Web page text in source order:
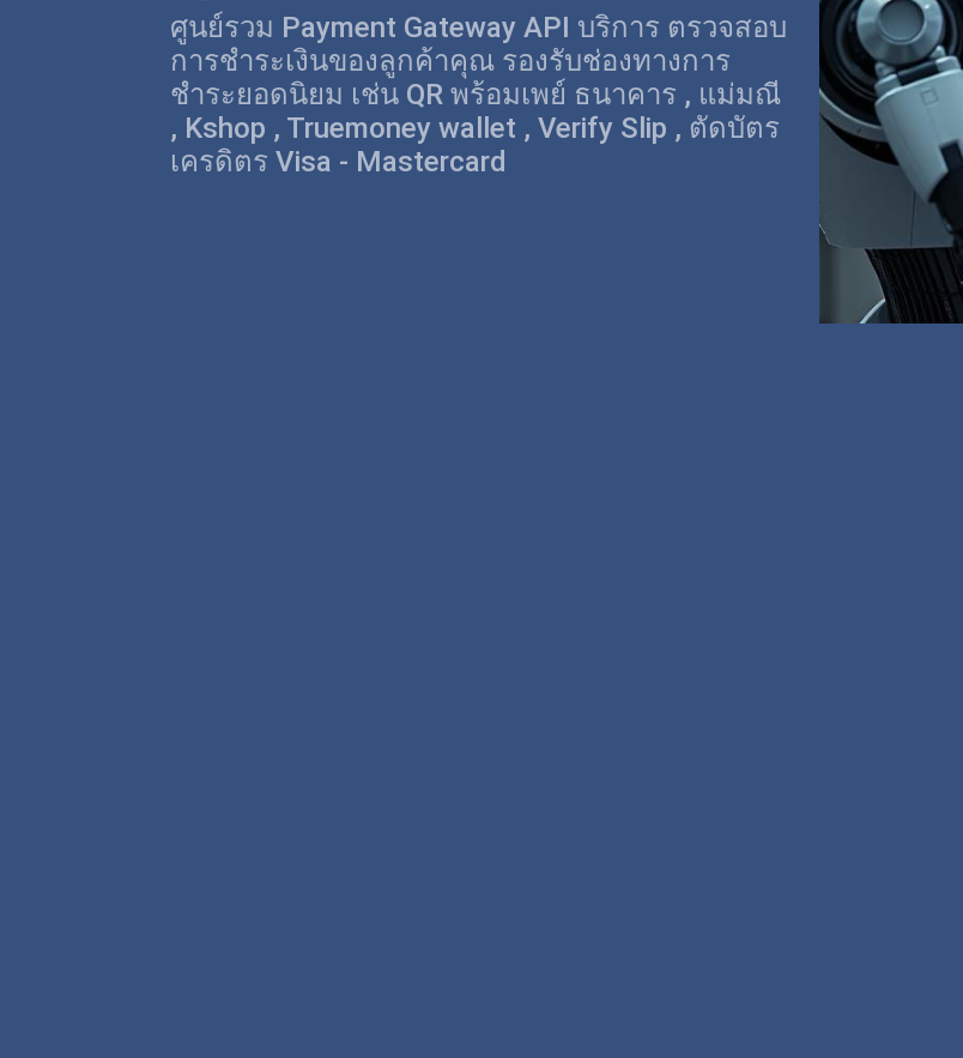
ศูนย์รวม Payment Gateway API บริการ ตรวจสอบ
การชำระเงินของลูกค้าคุณ รองรับช่องทางการ
ชำระยอดนิยม เช่น QR พร้อมเพย์ ธนาคาร , แม่มณี
, Kshop , Truemoney wallet , Verify Slip , ตัดบัตร
เครดิตร Visa - Mastercard